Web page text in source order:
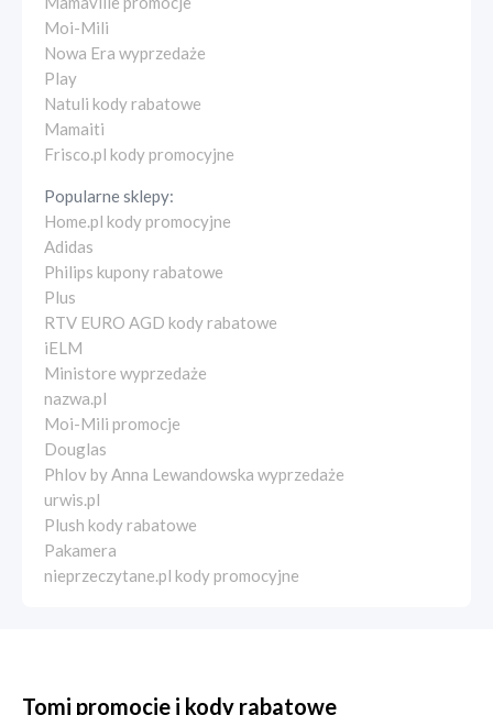
Moi-Mili
Nowa Era wyprzedaże
Play
Natuli kody rabatowe
Mamaiti
Frisco.pl kody promocyjne
Popularne sklepy:
Home.pl kody promocyjne
Adidas
Philips kupony rabatowe
Plus
RTV EURO AGD kody rabatowe
iELM
Ministore wyprzedaże
nazwa.pl
Moi-Mili promocje
Douglas
Phlov by Anna Lewandowska wyprzedaże
urwis.pl
Plush kody rabatowe
Pakamera
nieprzeczytane.pl kody promocyjne
Tomi promocje i kody rabatowe